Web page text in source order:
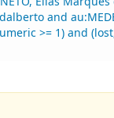
and
>= 1) and